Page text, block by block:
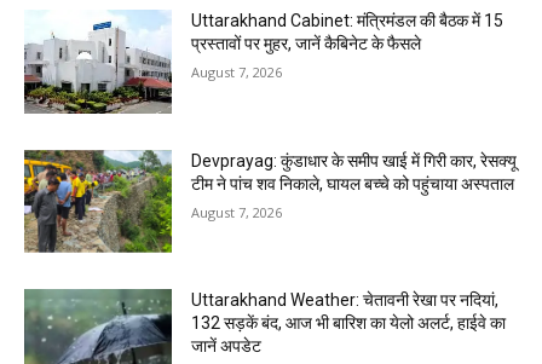
Uttarakhand Cabinet: मंत्रिमंडल की बैठक में 15
प्रस्तावों पर मुहर, जानें कैबिनेट के फैसले
August 7, 2026
Devprayag: कुंडाधार के समीप खाई में गिरी कार, रेसक्यू
टीम ने पांच शव निकाले, घायल बच्चे को पहुंचाया अस्पताल
August 7, 2026
Uttarakhand Weather: चेतावनी रेखा पर नदियां,
132 सड़कें बंद, आज भी बारिश का येलो अलर्ट, हाईवे का
जानें अपडेट